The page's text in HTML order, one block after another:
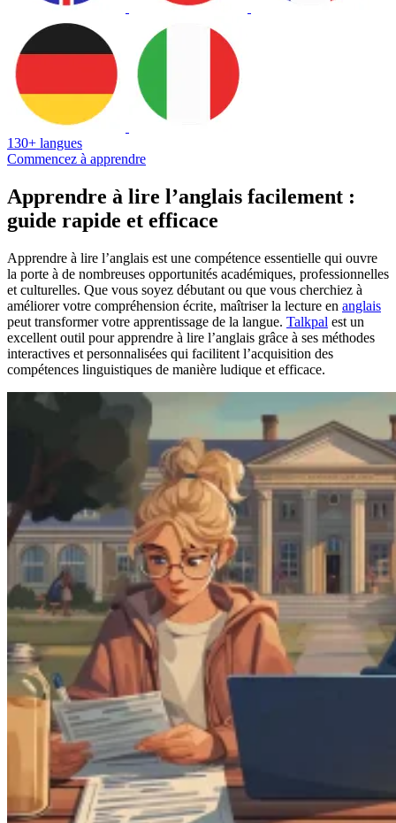
130+ langues
Commencez à apprendre
Apprendre à lire l’anglais facilement :
guide rapide et efficace
Apprendre à lire l’anglais est une compétence essentielle qui ouvre
la porte à de nombreuses opportunités académiques, professionnelles
et culturelles. Que vous soyez débutant ou que vous cherchiez à
améliorer votre compréhension écrite, maîtriser la lecture en anglais
peut transformer votre apprentissage de la langue. Talkpal est un
excellent outil pour apprendre à lire l’anglais grâce à ses méthodes
interactives et personnalisées qui facilitent l’acquisition des
compétences linguistiques de manière ludique et efficace.